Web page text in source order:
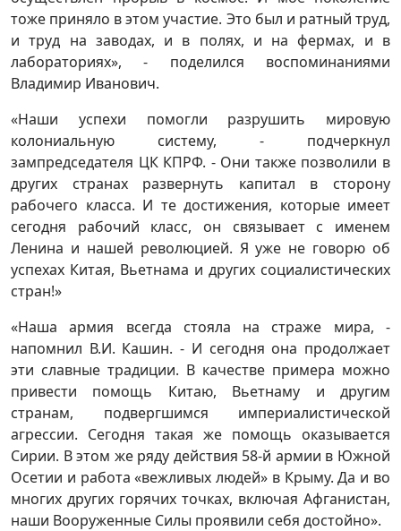
тоже приняло в этом участие. Это был и ратный труд,
и труд на заводах, и в полях, и на фермах, и в
лабораториях», - поделился воспоминаниями
Владимир Иванович.
«Наши успехи помогли разрушить мировую
колониальную систему, - подчеркнул
зампредседателя ЦК КПРФ. - Они также позволили в
других странах развернуть капитал в сторону
рабочего класса. И те достижения, которые имеет
сегодня рабочий класс, он связывает с именем
Ленина и нашей революцией. Я уже не говорю об
успехах Китая, Вьетнама и других социалистических
стран!»
«Наша армия всегда стояла на страже мира, -
напомнил В.И. Кашин. - И сегодня она продолжает
эти славные традиции. В качестве примера можно
привести помощь Китаю, Вьетнаму и другим
странам, подвергшимся империалистической
агрессии. Сегодня такая же помощь оказывается
Сирии. В этом же ряду действия 58-й армии в Южной
Осетии и работа «вежливых людей» в Крыму. Да и во
многих других горячих точках, включая Афганистан,
наши Вооруженные Силы проявили себя достойно».